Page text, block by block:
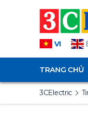
VI
TRANG CHỦ
3CElectric